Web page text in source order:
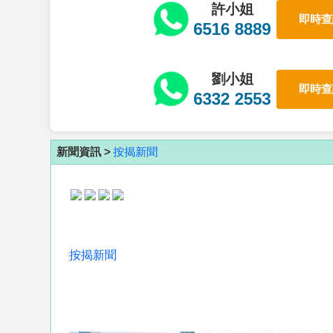
許小姐
6516 8889
即時
劉小姐
6332 2553
即時
新聞資訊 > 按揭新聞
按揭新聞